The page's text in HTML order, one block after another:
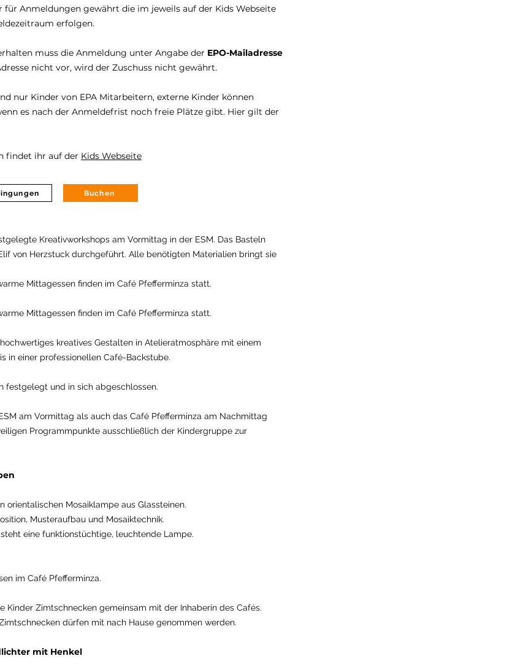
für Anmeldungen gewährt die im jeweils auf der Kids Webseite
erfolgen.
muss die Anmeldung unter Angabe der EPO-Mailadresse
nicht vor, wird der Zuschuss nicht gewährt.
nur Kinder von EPA Mitarbeitern, externe Kinder können
es nach der Anmeldefrist noch freie Plätze gibt. Hier gilt der
findet ihr auf der Kids Webseite
Buchen
Kreativworkshops am Vormittag in der ESM. Das Basteln
von Herzstuck durchgeführt. Alle benötigten Materialien bringt sie
Mittagessen finden im Café Pfefferminza statt.
Mittagessen finden im Café Pfefferminza statt.
kreatives Gestalten in Atelieratmosphäre mit einem
in einer professionellen Café-Backstube.
festgelegt und in sich abgeschlossen.
am Vormittag als auch das Café Pfefferminza am Nachmittag
Programmpunkte ausschließlich der Kindergruppe zur
orientalischen Mosaiklampe aus Glassteinen.
Musteraufbau und Mosaiktechnik.
eine funktionstüchtige, leuchtende Lampe.
im Café Pfefferminza.
Kinder Zimtschnecken gemeinsam mit der Inhaberin des Cafés.
dürfen mit nach Hause genommen werden.
mit Henkel